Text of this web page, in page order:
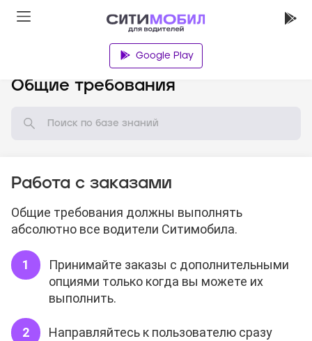
Google Play
Общие требования
Работа с заказами
Общие требования должны выполнять
абсолютно все водители Ситимобила.
Принимайте заказы с дополнительными
опциями только когда вы можете их
выполнить.
Направляйтесь к пользователю сразу